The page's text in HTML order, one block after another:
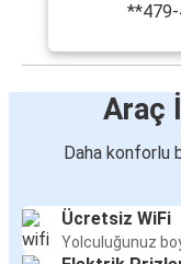
**479-
Araç
Daha konforlu
Ücretsiz WiFi
Yolculuğunuz